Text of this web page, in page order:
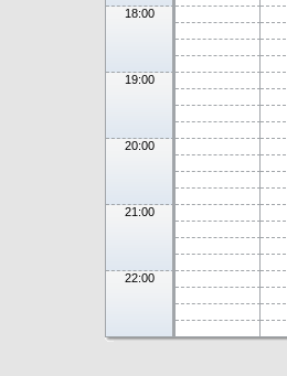
18:00
19:00
20:00
21:00
22:00